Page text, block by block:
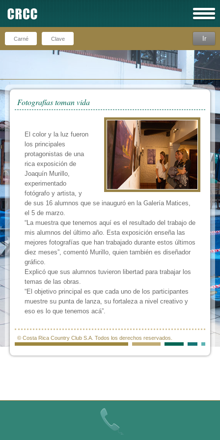
Ir
Fotografías toman vida
El color y la luz fueron
los principales
protagonistas de una
rica exposición de
Joaquín Murillo,
experimentado
fotógrafo y artista, y
de sus 16 alumnos que se inauguró en la Galería Matices,
el 5 de marzo.
“La muestra que tenemos aquí es el resultado del trabajo de
mis alumnos del último año. Esta exposición enseña las
mejores fotografías que han trabajado durante estos últimos
diez meses”, comentó Murillo, quien también es diseñador
gráfico.
Explicó que sus alumnos tuvieron libertad para trabajar los
temas de las obras.
“El objetivo principal es que cada uno de los participantes
muestre su punta de lanza, su fortaleza a nivel creativo y
eso es lo que tenemos acá”.
© Costa Rica Country Club S.A. Todos los derechos reservados.